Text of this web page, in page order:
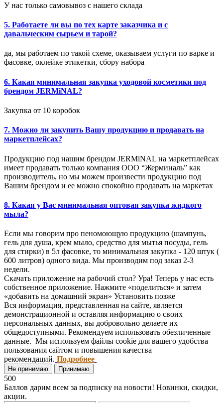
У нас только самовывоз с нашего склада
5. Работаете ли вы по тех карте заказчика и с
давальческим сырьем и тарой?
да, мы работаем по такой схеме, оказываем услуги по варке и
фасовке, оклейке этикетки, сбору набора
6. Какая минимальная закупка уходовой косметики под
брендом JERMiNAL?
Закупка от 10 коробок
7. Можно ли закупить Вашу продукцию и продавать на
маркетплейсах?
Продукцию под нашим брендом JERMiNAL на маркетплейсах
имеет продавать только компания ООО “Жерминаль” как
производитель, но мы можем произвести продукцию под
Вашим брендом и ее можно спокойно продавать на маркетах
8. Какая у Вас минимальная оптовая закупка жидкого
мыла?
Если мы говорим про пеномоющую продукцию (шампунь,
гель для душа, крем мыло, средство для мытья посуды, гель
для стирки) в 5л фасовке, то минимальная закупка - 120 штук (
600 литров) одного вида. Мы производим под заказ 2-3
недели.
Скачать приложение на рабочий стол? Ура! Теперь у нас есть
собственное приложение. Нажмите «поделиться» и затем
«добавить на домашний экран» Установить позже
Вся информация, представленная на сайте, является
демонстрационной и оставляя информацию о своих
персональных данных, вы добровольно делаете их
общедоступными. Рекомендуем использовать обезличенные
данные. Мы используем файлы cookie для вашего удобства
пользования сайтом и повышения качества
рекомендаций. Подробнее
Не принимаю Принимаю
500
Баллов дарим всем за подписку на новости! Новинки, скидки,
акции.